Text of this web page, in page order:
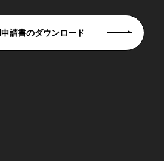
請書のダウンロード